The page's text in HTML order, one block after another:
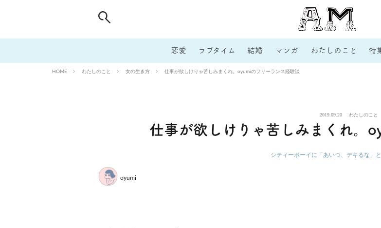
恋愛 ラブタイム 結婚 マンガ わたしのこと 特
HOME わたしのこと 女の生き方 仕事が欲しけりゃ苦しみまくれ。oyumiのフリーランス経験談
2019.09.20 わたしのこと
仕事が欲しけりゃ苦しみまくれ。
シティーボーイに「あいつ、デキるな」
oyumi